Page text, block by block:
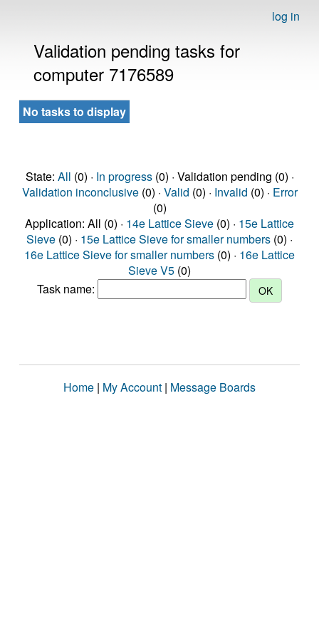
log in
Validation pending tasks for
computer 7176589
No tasks to display
State: All (0) · In progress(0) · Validation pending (0) ·
Validation inconclusive(0) · Valid (0) · Invalid (0) · Error
(0)
Application: All (0) · 14e Lattice Sieve (0) · 15e Lattice
Sieve (0) · 15e Lattice Sieve for smaller numbers (0) ·
16e Lattice Sieve for smaller numbers (0) · 16e Lattice
Sieve V5 (0)
Task name:
Home | My Account | Message Boards